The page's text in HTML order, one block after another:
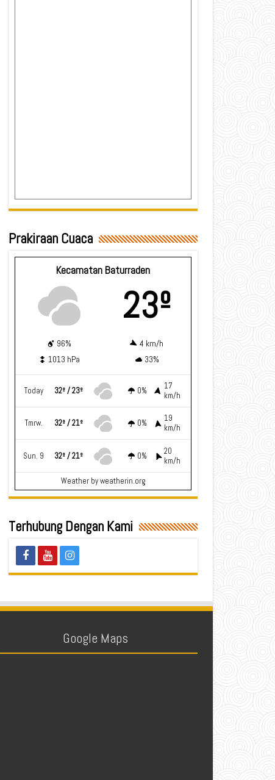
Prakiraan Cuaca
Kecamatan Baturraden
23º
96%
4 km/h
1013 hPa
33%
Today 32º / 23º 0%
17
km/h
Tmrw. 32º / 21º 0%
19
km/h
Sun. 9 32º / 21º 0%
20
km/h
Weatherby weatherin.org
Terhubung Dengan Kami
Google Maps